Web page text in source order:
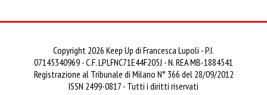
Copyright 2026 Keep Up di Francesca Lupoli - P.I.
07145340969 - C.F. LPLFNC71E44F205J - N. REA MB-1884541
Registrazione al Tribunale di Milano N° 366 del 28/09/2012
ISSN 2499-0817 - Tutti i diritti riservati